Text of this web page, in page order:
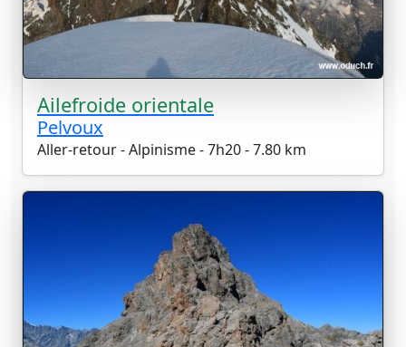
Ailefroide orientale
Pelvoux
Aller-retour - Alpinisme - 7h20 - 7.80 km